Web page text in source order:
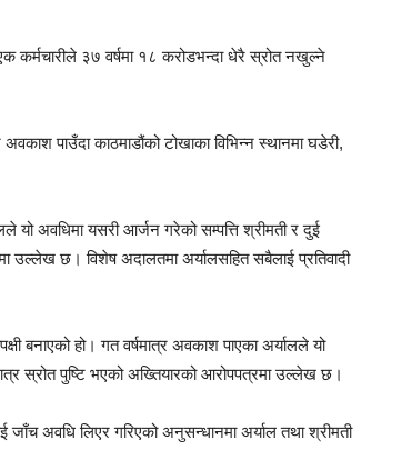
कर्मचारीले ३७ वर्षमा १८ करोडभन्दा धेरै स्रोत नखुल्ने
पाउँदा काठमाडौंको टोखाका विभिन्न स्थानमा घडेरी,
यो अवधिमा यसरी आर्जन गरेको सम्पत्ति श्रीमती र दुई
उल्लेख छ। विशेष अदालतमा अर्यालसहित सबैलाई प्रतिवादी
बनाएको हो। गत वर्षमात्र अवकाश पाएका अर्यालले यो
स्रोत पुष्टि भएको अख्तियारको आरोपपत्रमा उल्लेख छ।
अवधि लिएर गरिएको अनुसन्धानमा अर्याल तथा श्रीमती